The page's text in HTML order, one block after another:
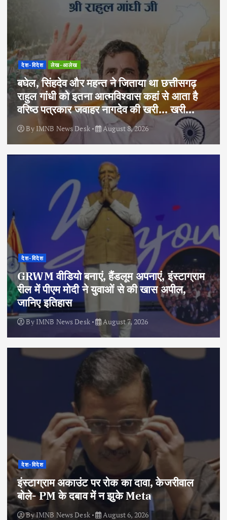
देश-विदेश लेख-आलेख
बघेल, सिंहदेव और महन्त ने जिताया था छत्तीसगढ़
राहुल गांधी को इतना आत्मविश्वास कहां से आता है
वरिष्ठ पत्रकार जवाहर नागदेव की खरी… खरी…
By IMNB News Desk August 8, 2026
देश-विदेश
GRWM वीडियो बनाएं, हैंडलूम अपनाएं, इंस्टाग्राम
रील में पीएम मोदी ने युवाओं से की खास अपील,
जानिए इतिहास
By IMNB News Desk August 7, 2026
देश-विदेश
इंस्टाग्राम अकाउंट पर रोक का दावा, केजरीवाल
बोले- PM के दबाव में न झुके Meta
ByIMNB News Desk August 6, 2026